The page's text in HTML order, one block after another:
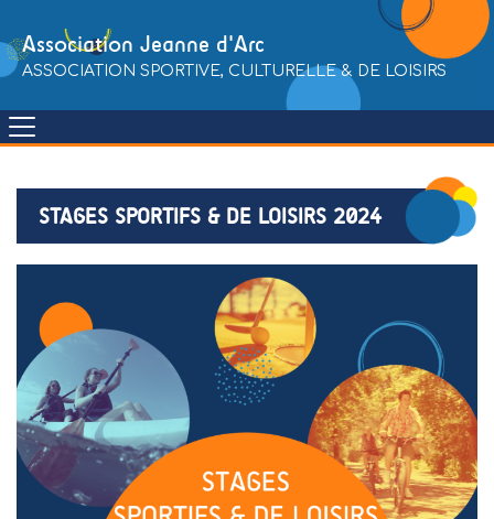
content
Association Jeanne d'Arc
ASSOCIATION SPORTIVE, CULTURELLE & DE LOISIRS
STAGES SPORTIFS & DE LOISIRS 2024